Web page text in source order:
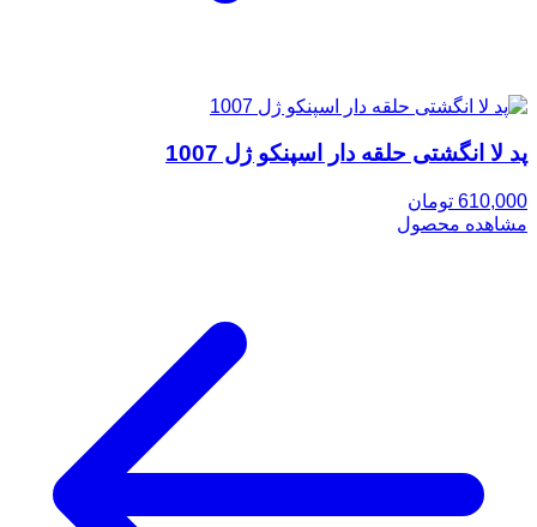
پد لا انگشتی حلقه دار اسپنکو ژل 1007
610,000 تومان
مشاهده محصول